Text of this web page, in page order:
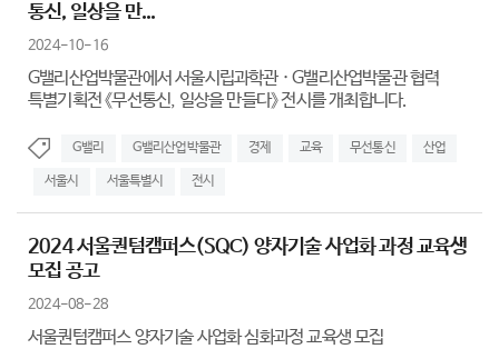
통신, 일상을 만...
2024-10-16
G밸리산업박물관에서 서울시립과학관 · G밸리산업박물관 협력
특별기획전 《무선통신, 일상을 만들다》 전시를 개최합니다.
G밸리 G밸리산업박물관 경제 교육 무선통신 산업
서울시 서울특별시 전시
2024 서울퀀텀캠퍼스(SQC) 양자기술 사업화 과정 교육생
모집 공고
2024-08-28
서울퀀텀캠퍼스 양자기술 사업화 심화과정 교육생 모집